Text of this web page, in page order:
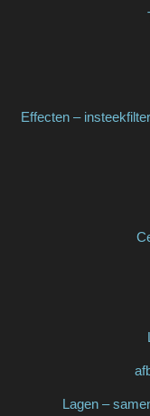
Effecten –
Lagen –